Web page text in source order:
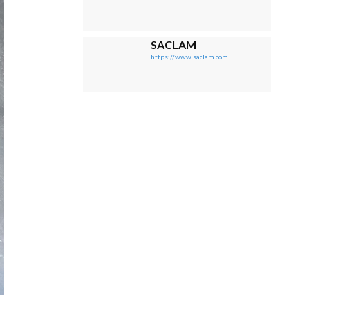
SACLAM
https://www.saclam.com